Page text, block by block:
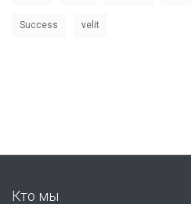
Success velit
Кто мы